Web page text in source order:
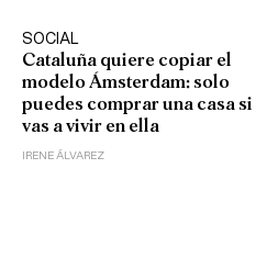
SOCIAL
Cataluña quiere copiar el
modelo Ámsterdam: solo
puedes comprar una casa si
vas a vivir en ella
IRENE ÁLVAREZ